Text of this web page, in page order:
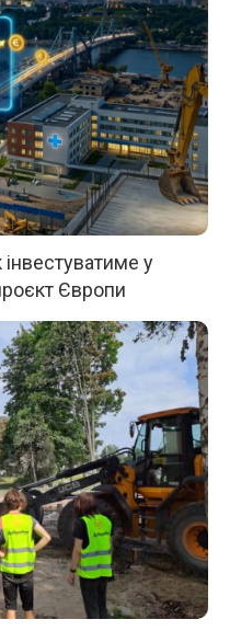
інвестуватиме у
Європи